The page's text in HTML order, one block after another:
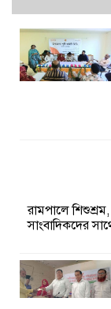
রামপালে
সাংবাদিকদের